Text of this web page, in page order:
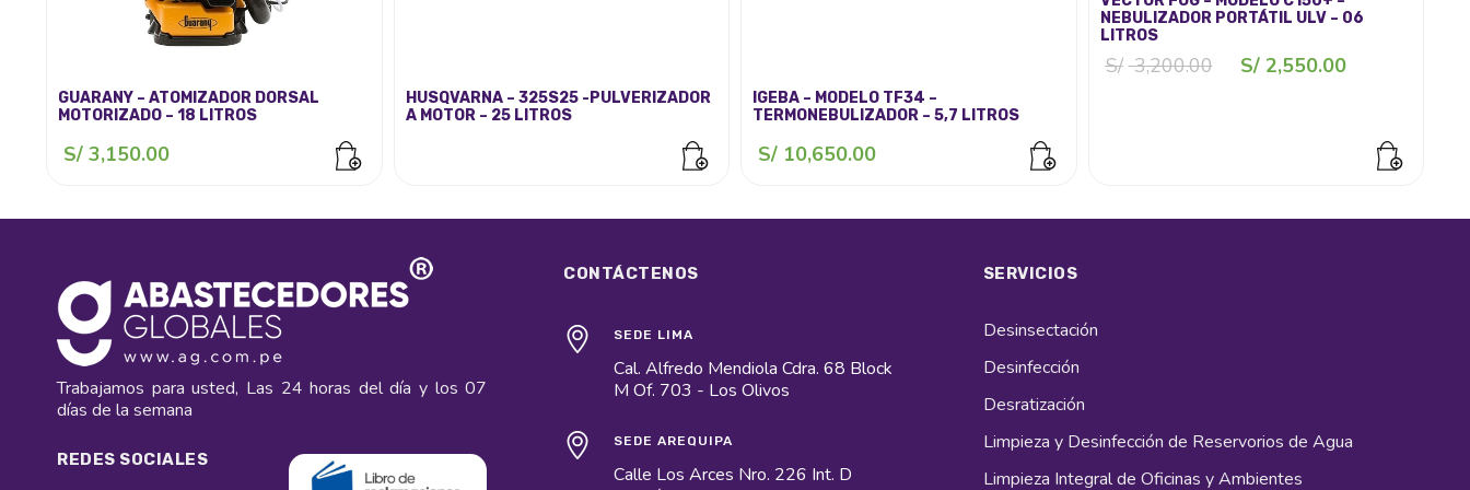
GUARANY – ATOMIZADOR DORSAL
MOTORIZADO – 18 LITROS
S/ 3,150.00
HUSQVARNA – 325S25 -PULVERIZADOR
A MOTOR – 25 LITROS
IGEBA – MODELO TF34 –
TERMONEBULIZADOR – 5,7 LITROS
S/ 10,650.00
NEBULIZADOR PORTÁTIL ULV – 06
LITROS
S/ 3,200.00 El
S/2,550.00
S/ 2,550.00.
Trabajamos para usted, Las 24 horas del día y los 07
días de la semana
REDES SOCIALES
CONTÁCTENOS
SEDE LIMA
Cal. Alfredo Mendiola Cdra. 68 Block
M Of. 703 - Los Olivos
SEDE AREQUIPA
Calle Los Arces Nro. 226 Int. D
SERVICIOS
Desinsectación
Desinfección
Desratización
Limpieza y Desinfección de Reservorios de Agua
Limpieza Integral de Oficinas y Ambientes